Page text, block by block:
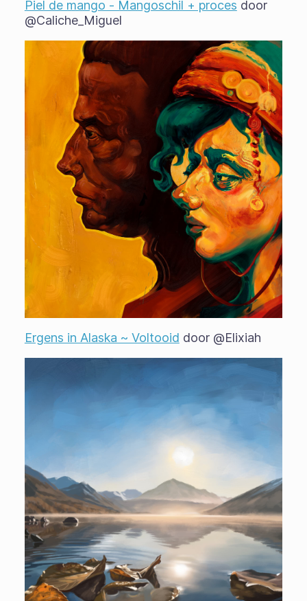
Piel de mango - Mangoschil + proces door
@Caliche_Miguel
Ergens in Alaska ~ Voltooid door @Elixiah